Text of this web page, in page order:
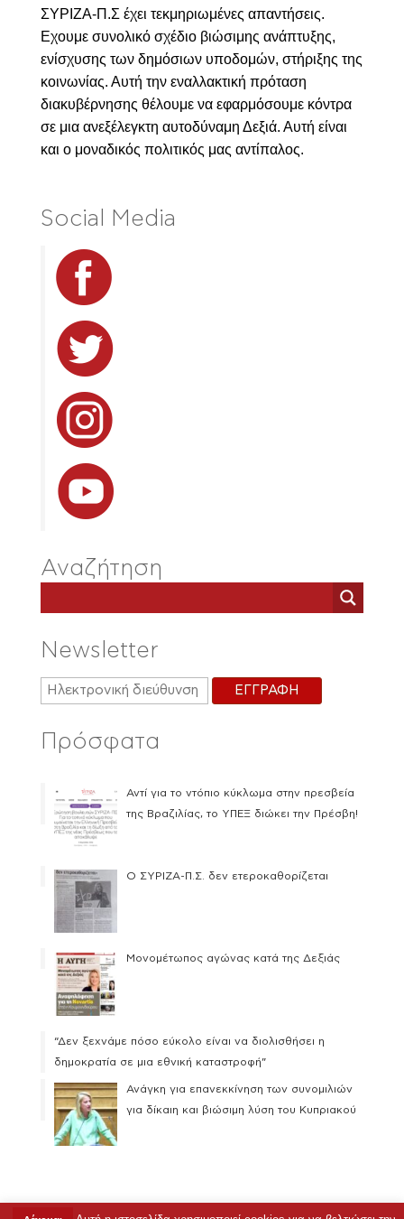
ΣΥΡΙΖΑ-Π.Σ έχει τεκμηριωμένες απαντήσεις.
Εχουμε συνολικό σχέδιο βιώσιμης ανάπτυξης,
ενίσχυσης των δημόσιων υποδομών, στήριξης της
κοινωνίας. Αυτή την εναλλακτική πρόταση
διακυβέρνησης θέλουμε να εφαρμόσουμε κόντρα
σε μια ανεξέλεγκτη αυτοδύναμη Δεξιά. Αυτή είναι
και ο μοναδικός πολιτικός μας αντίπαλος.
Social Media
Αναζήτηση
Newsletter
Πρόσφατα
Αντί για το ντόπιο κύκλωμα στην πρεσβεία
της Βραζιλίας, το ΥΠΕΞ διώκει την Πρέσβη!
Ο ΣΥΡΙΖΑ-Π.Σ. δεν ετεροκαθορίζεται
Μονομέτωπος αγώνας κατά της Δεξιάς
“Δεν ξεχνάμε πόσο εύκολο είναι να διολισθήσει η
δημοκρατία σε μια εθνική καταστροφή”
Ανάγκη για επανεκκίνηση των συνομιλιών
για δίκαιη και βιώσιμη λύση του Κυπριακού